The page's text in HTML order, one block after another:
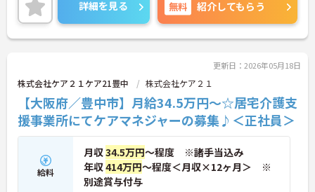
い。
詳細を見る 無料 紹介してもらう
更新日：2026年05月18日
株式会社ケア２１ケア21豊中 株式会社ケア２１
【大阪府／豊中市】月給34.5万円～☆居宅介護支
援事業所にてケアマネジャーの募集♪＜正社員＞
給料
月収34.5万円～程度 ※諸手当込み
年収414万円～程度＜月収×12ヶ月＞ ※
別途賞与付与